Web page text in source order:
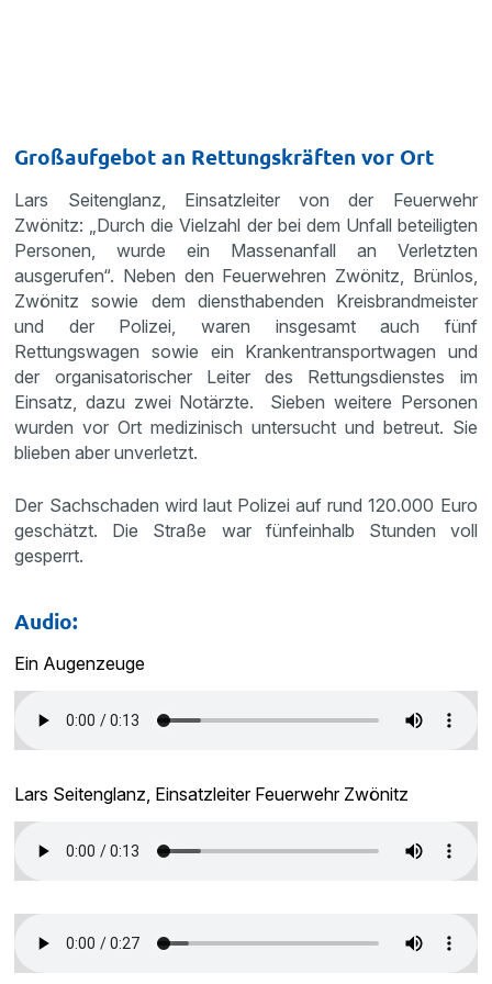
Großaufgebot an Rettungskräften vor Ort
Lars Seitenglanz, Einsatzleiter von der Feuerwehr
Zwönitz: „Durch die Vielzahl der bei dem Unfall beteiligten
Personen, wurde ein Massenanfall an Verletzten
ausgerufen“. Neben den Feuerwehren Zwönitz, Brünlos,
Zwönitz sowie dem diensthabenden Kreisbrandmeister
und der Polizei, waren insgesamt auch fünf
Rettungswagen sowie ein Krankentransportwagen und
der organisatorischer Leiter des Rettungsdienstes im
Einsatz, dazu zwei Notärzte. Sieben weitere Personen
wurden vor Ort medizinisch untersucht und betreut. Sie
blieben aber unverletzt.
Der Sachschaden wird laut Polizei auf rund 120.000 Euro
geschätzt. Die Straße war fünfeinhalb Stunden voll
gesperrt.
Audio:
Ein Augenzeuge
Lars Seitenglanz, Einsatzleiter Feuerwehr Zwönitz